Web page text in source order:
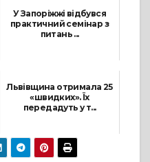
У Запоріжжі відбувся
практичний семінар з
питань ...
Львівщина отримала 25
«швидких». Їх
передадуть у т...
1 Липня, 2022